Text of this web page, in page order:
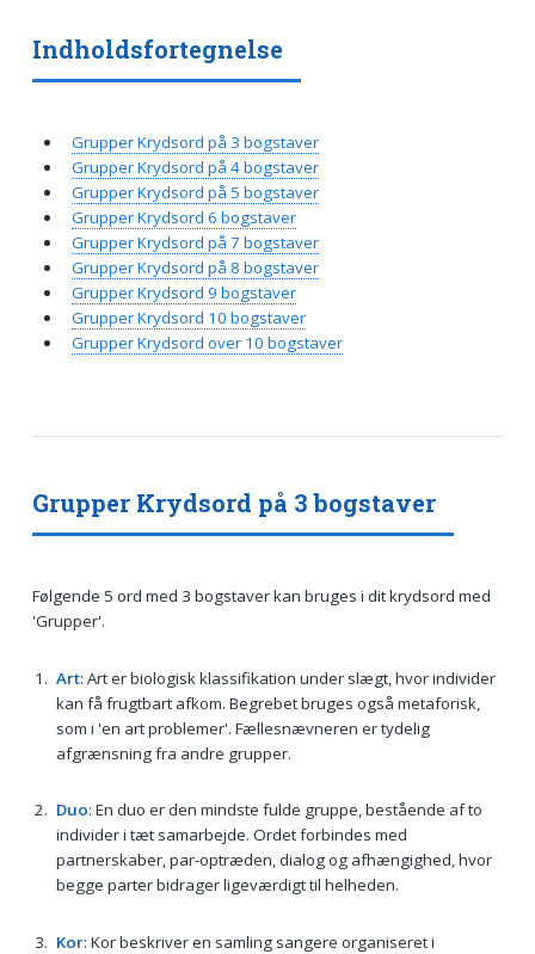
Grupper Krydsord på 3 bogstaver
Følgende 5 ord med 3 bogstaver kan bruges i dit krydsord med
'Grupper'.
Art: Art er biologisk klassifikation under slægt, hvor individer
kan få frugtbart afkom. Begrebet bruges også metaforisk,
som i 'en art problemer'. Fællesnævneren er tydelig
afgrænsning fra andre grupper.
Duo: En duo er den mindste fulde gruppe, bestående af to
individer i tæt samarbejde. Ordet forbindes med
partnerskaber, par-optræden, dialog og afhængighed, hvor
begge parter bidrager ligeværdigt til helheden.
Kor: Kor beskriver en samling sangere organiseret i
Indholdsfortegnelse
Grupper Krydsord på 3 bogstaver
Grupper Krydsord på 4 bogstaver
Grupper Krydsord på 5 bogstaver
Grupper Krydsord 6 bogstaver
Grupper Krydsord på 7 bogstaver
Grupper Krydsord på 8 bogstaver
Grupper Krydsord 9 bogstaver
Grupper Krydsord 10 bogstaver
Grupper Krydsord over 10 bogstaver